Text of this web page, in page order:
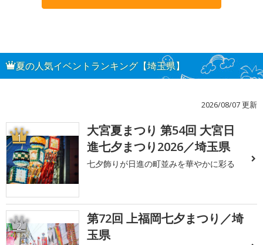
夏の人気イベントランキング【埼玉県】
2026/08/07 更新
1
大宮夏まつり 第54回 大宮日
進七夕まつり2026／埼玉県
七夕飾りが日進の町並みを華やかに彩る
2
第72回 上福岡七夕まつり／埼
玉県